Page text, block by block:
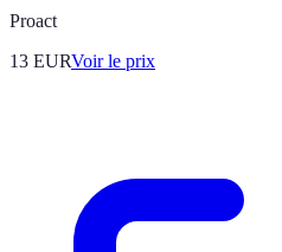
Proact
13 EURVoir le prix